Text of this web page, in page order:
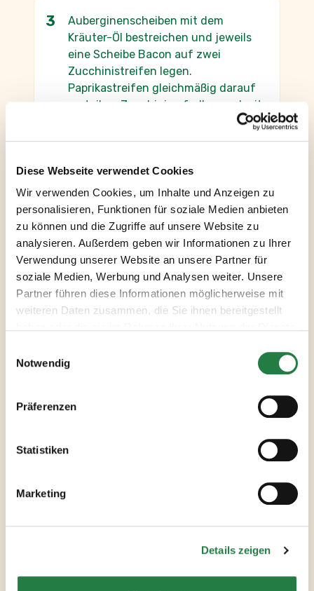
Diese Webseite verwendet Cookies
Wir verwenden Cookies, um Inhalte und Anzeigen zu
personalisieren, Funktionen für soziale Medien anbieten
zu können und die Zugriffe auf unsere Website zu
analysieren. Außerdem geben wir Informationen zu Ihrer
Verwendung unserer Website an unsere Partner für
soziale Medien, Werbung und Analysen weiter. Unsere
Partner führen diese Informationen möglicherweise mit
weiteren Daten zusammen, die Sie ihnen bereitgestellt
Notwendig
Präferenzen
Statistiken
Marketing
Details zeigen
Auberginenscheiben mit dem
Kräuter-Öl bestreichen und jeweils
eine Scheibe Bacon auf zwei
Zucchinistreifen legen.
Paprikastreifen gleichmäßig darauf
verteilen. Zucchini aufrollen und mit
Holzspießchen zusammenstecken.
von beiden Seiten vier Minuten
goldbraun anbraten, ab und zu
wenden. Ergänzend können die
Enden noch mit Frischkäse
bestrichen werden. Dazu passt ein
frisch geröstetes Kräuter Baguette.
Verwendete
Dressing